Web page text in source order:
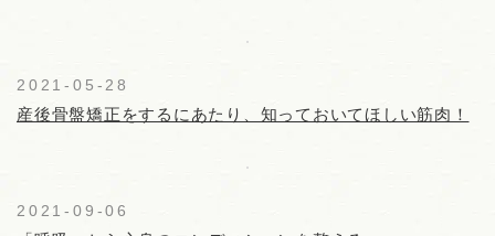
2021-05-28
産後骨盤矯正をするにあたり、知っておいてほしい筋肉！
2021-09-06